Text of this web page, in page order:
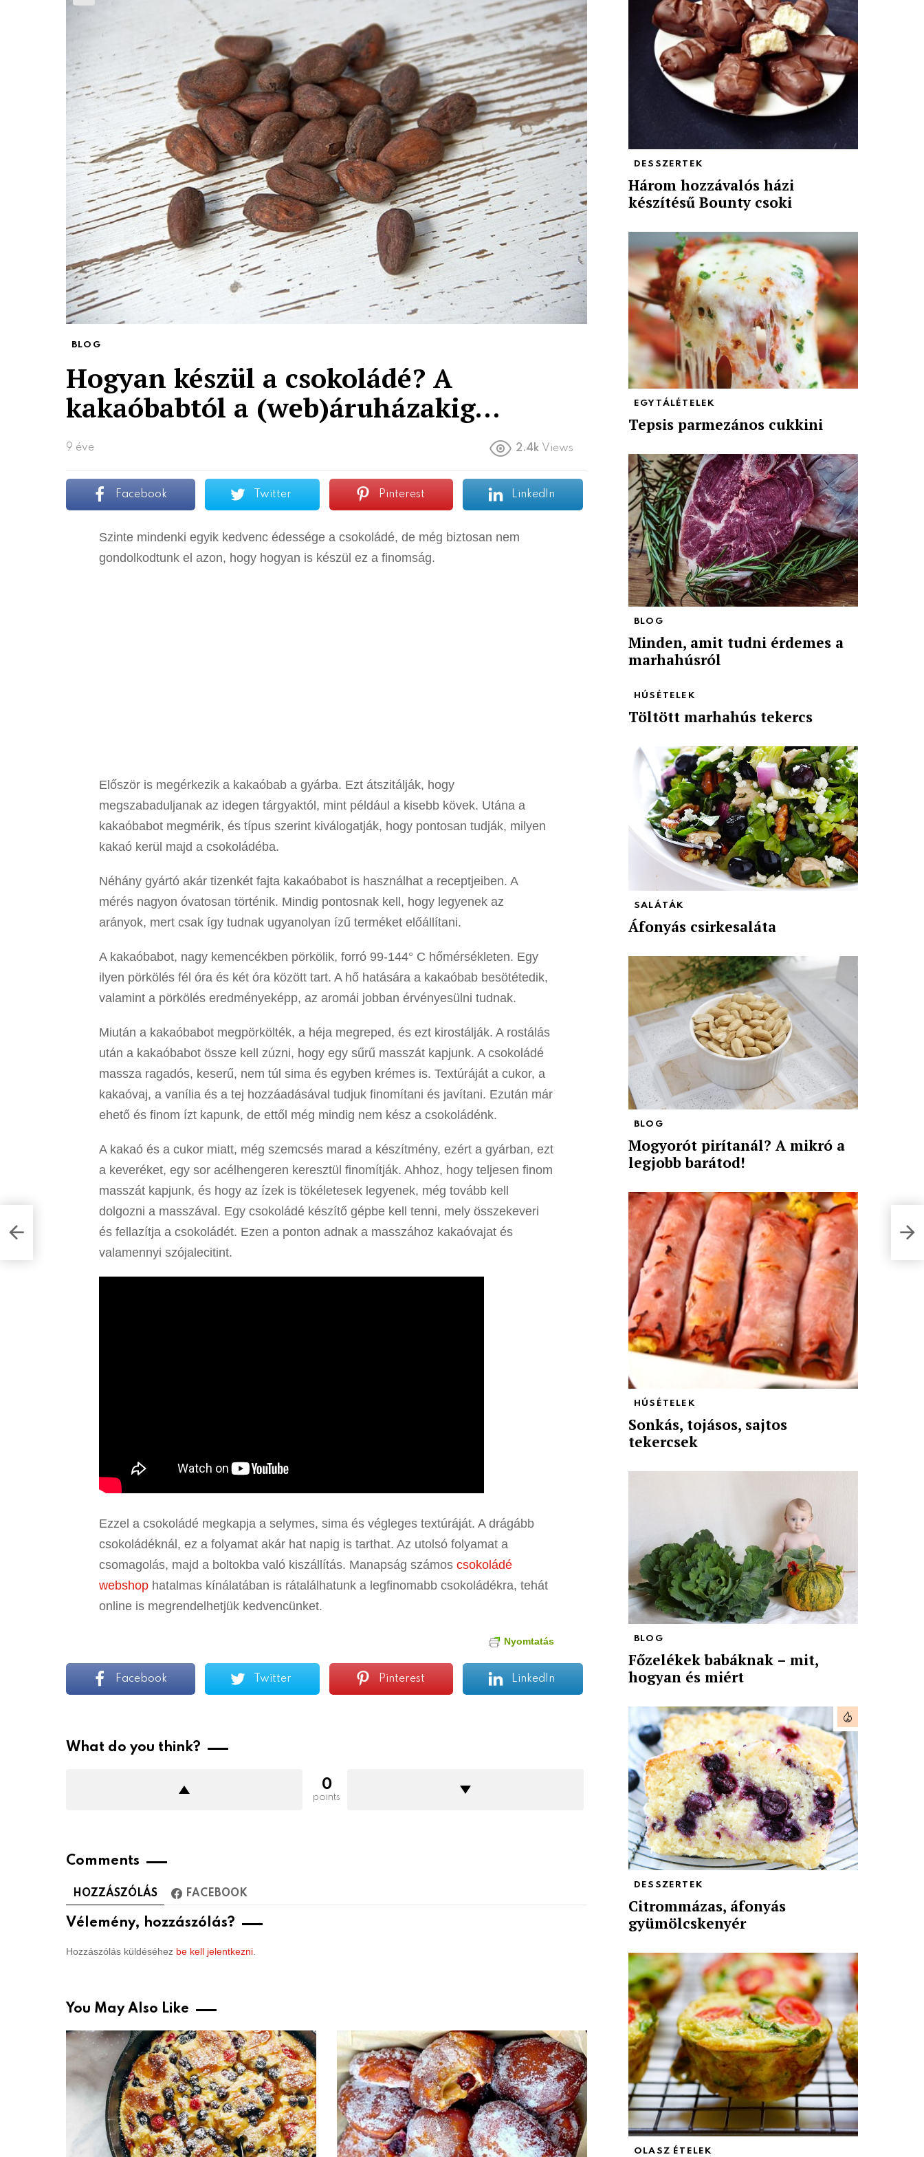
BLOG
Hogyan készül a csokoládé? A
kakaóbabtól a (web)áruházakig…
9 éve 2.4k Views
Facebook Twitter Pinterest LinkedIn
Szinte mindenki egyik kedvenc édessége a csokoládé, de még biztosan nem
gondolkodtunk el azon, hogy hogyan is készül ez a finomság.
Először is megérkezik a kakaóbab a gyárba. Ezt átszitálják, hogy
megszabaduljanak az idegen tárgyaktól, mint például a kisebb kövek. Utána a
kakaóbabot megmérik, és típus szerint kiválogatják, hogy pontosan tudják, milyen
kakaó kerül majd a csokoládéba.
Néhány gyártó akár tizenkét fajta kakaóbabot is használhat a receptjeiben. A
mérés nagyon óvatosan történik. Mindig pontosnak kell, hogy legyenek az
arányok, mert csak így tudnak ugyanolyan ízű terméket előállítani.
A kakaóbabot, nagy kemencékben pörkölik, forró 99-144° C hőmérsékleten. Egy
ilyen pörkölés fél óra és két óra között tart. A hő hatására a kakaóbab besötétedik,
valamint a pörkölés eredményeképp, az aromái jobban érvényesülni tudnak.
Miután a kakaóbabot megpörkölték, a héja megreped, és ezt kirostálják. A rostálás
után a kakaóbabot össze kell zúzni, hogy egy sűrű masszát kapjunk. A csokoládé
massza ragadós, keserű, nem túl sima és egyben krémes is. Textúráját a cukor, a
kakaóvaj, a vanília és a tej hozzáadásával tudjuk finomítani és javítani. Ezután már
ehető és finom ízt kapunk, de ettől még mindig nem kész a csokoládénk.
A kakaó és a cukor miatt, még szemcsés marad a készítmény, ezért a gyárban, ezt
a keveréket, egy sor acélhengeren keresztül finomítják. Ahhoz, hogy teljesen finom
masszát kapjunk, és hogy az ízek is tökéletesek legyenek, még tovább kell
dolgozni a masszával. Egy csokoládé készítő gépbe kell tenni, mely összekeveri
és fellazítja a csokoládét. Ezen a ponton adnak a masszához kakaóvajat és
valamennyi szójalecitint.
Ezzel a csokoládé megkapja a selymes, sima és végleges textúráját. A drágább
csokoládéknál, ez a folyamat akár hat napig is tarthat. Az utolsó folyamat a
csomagolás, majd a boltokba való kiszállítás. Manapság számos csokoládé
webshop hatalmas kínálatában is rátalálhatunk a legfinomabb csokoládékra, tehát
online is megrendelhetjük kedvencünket.
Nyomtatás
Facebook Twitter Pinterest LinkedIn
What do you think?
0
points
Comments
HOZZÁSZÓLÁS FACEBOOK
Vélemény, hozzászólás?
Hozzászólás küldéséhez be kell jelentkezni
You May Also Like
A
DESSZERTEK
Három hozzávalós házi
készítésű Bounty csoki
EGYTÁLÉTELEK
Tepsis parmezános cukkini
BLOG
Minden, amit tudni érdemes a
marhahúsról
HÚSÉTELEK
Töltött marhahús tekercs
SALÁTÁK
Áfonyás csirkesaláta
BLOG
Mogyorót pirítanál? A mikró a
legjobb barátod!
HÚSÉTELEK
Sonkás, tojásos, sajtos
tekercsek
BLOG
Főzelékek babáknak – mit,
hogyan és miért
DESSZERTEK
Citrommázas, áfonyás
gyümölcskenyér
OLASZ ÉTELEK